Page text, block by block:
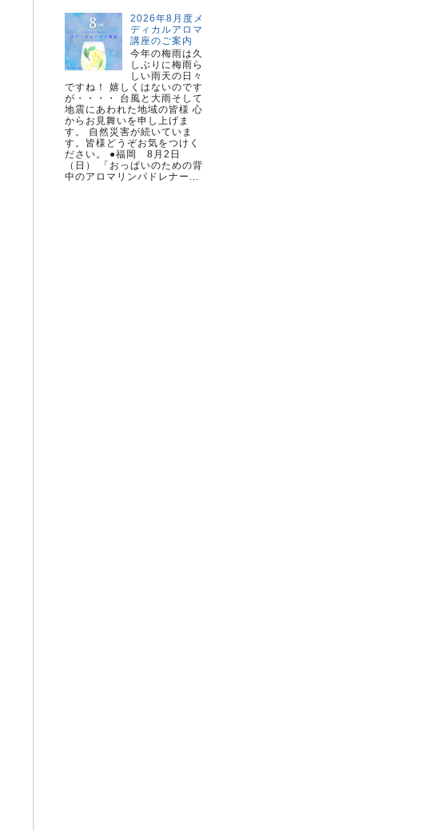
2026年8月度メ
ディカルアロマ
講座のご案内
今年の梅雨は久
しぶりに梅雨ら
しい雨天の日々
ですね！ 嬉しくはないのです
が・・・・ 台風と大雨そして
地震にあわれた地域の皆様 心
からお見舞いを申し上げま
す。 自然災害が続いていま
す。皆様どうぞお気をつけく
ださい。 ●福岡 8月2日
（日） 「おっぱいのための背
中のアロマリンパドレナー...